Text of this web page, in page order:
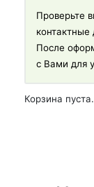
Проверьте
контактные
После
с Вами для
Корзина пуста.